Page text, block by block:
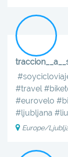
#travel
#eurovelo
#ljubljana
Europe/